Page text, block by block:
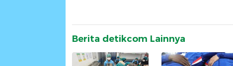
Berita detikcom Lainnya